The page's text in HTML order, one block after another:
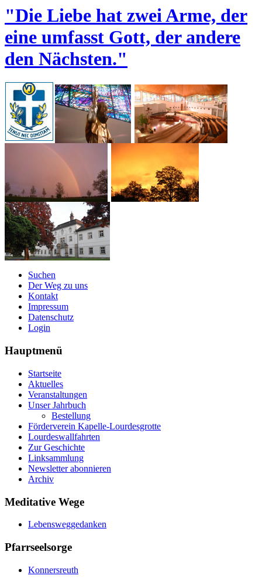
"Die Liebe hat zwei Arme, der
eine umfasst Gott, der andere
den Nächsten."
Suchen
Der Weg zu uns
Kontakt
Impressum
Datenschutz
Login
Hauptmenü
Startseite
Aktuelles
Veranstaltungen
Unser Jahrbuch
Bestellung
Förderverein Kapelle-Lourdesgrotte
Lourdeswallfahrten
Zur Geschichte
Linksammlung
Newsletter abonnieren
Archiv
Meditative Wege
Lebensweggedanken
Pfarrseelsorge
Konnersreuth